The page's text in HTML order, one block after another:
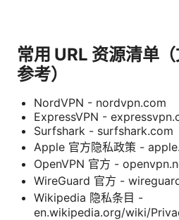
常用 URL 资源清单
参考）
NordVPN - nordvpn.com
ExpressVPN -
Surfshark - surfshark.com
Apple 官方隐私政策 -
OpenVPN 官方 -
WireGuard 官方 -
Wikipedia 隐私条目 -
en.wikipedia.org/wiki/